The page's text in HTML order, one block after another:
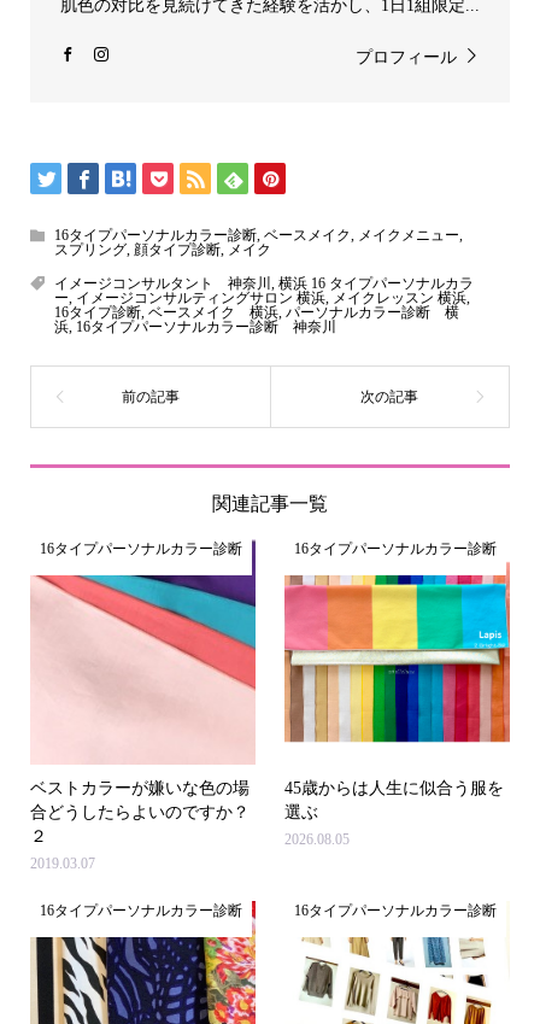
肌色の対比を見続けてきた経験を活かし、1日1組限定...
プロフィール
16タイプパーソナルカラー診断, ベースメイク, メイクメニュー,
スプリング, 顔タイプ診断, メイク
イメージコンサルタント 神奈川 , 横浜 16 タイプパーソナルカラ
ー, イメージコンサルティングサロン 横浜, メイクレッスン 横浜,
16タイプ診断, ベースメイク 横浜, パーソナルカラー診断 横
浜, 16タイプパーソナルカラー診断 神奈川
関連記事一覧
16タイプパーソナルカラー診断
ベストカラーが嫌いな色の場
合どうしたらよいのですか？
２
2019.03.07
16タイプパーソナルカラー診断
45歳からは人生に似合う服を
選ぶ
2026.08.05
16タイプパーソナルカラー診断 16タイプパーソナルカラー診断